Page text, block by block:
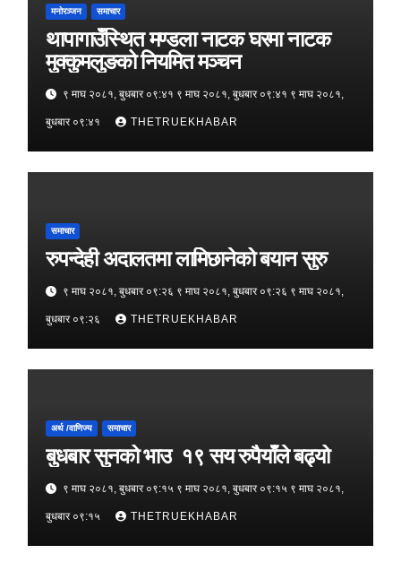
मनोरञ्जन समाचार
थापागाउँस्थित मण्डला नाटक घरमा नाटक
मुक्कुमलुङको नियमित मञ्चन
९ माघ २०८१, बुधबार ०९:४१ ९ माघ २०८१, बुधबार ०९:४१ ९ माघ २०८१,
बुधबार ०९:४१ THETRUEKHABAR
समाचार
रुपन्देही अदालतमा लामिछानेको बयान सुरु
९ माघ २०८१, बुधबार ०९:२६ ९ माघ २०८१, बुधबार ०९:२६ ९ माघ २०८१,
बुधबार ०९:२६ THETRUEKHABAR
अर्थ /वाणिज्य समाचार
बुधबार सुनको भाउ १९ सय रुपैयाँले बढ्यो
९ माघ २०८१, बुधबार ०९:१५ ९ माघ २०८१, बुधबार ०९:१५ ९ माघ २०८१,
बुधबार ०९:१५ THETRUEKHABAR